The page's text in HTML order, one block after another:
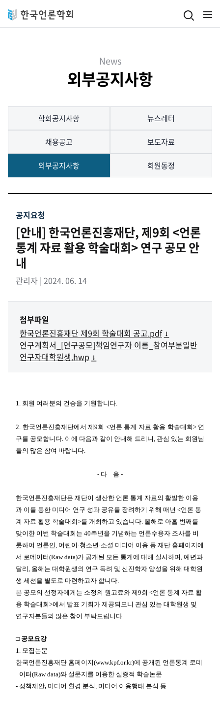
News
외부공지사항
학회공지사항 뉴스레터
채용공고 보도자료
외부공지사항 회원동정
공지요청
[안내] 한국언론진흥재단, 제9회 <언론
통계 자료 활용 학술대회> 연구 공모 안
내
관리자 | 2024. 06. 14
첨부파일
한국언론진흥재단 제9회 학술대회 공고.pdf
연구계획서_[연구공모]책임연구자 이름_참여부분일반
연구자대학원생.hwp
1. 회원 여러분의 건승을 기원합니다.
2. 한국언론진흥재단에서 제9회 <언론 통계 자료 활용 학술대회> 연
구를 공모합니다. 이에 다음과 같이 안내해 드리니, 관심 있는 회원님
들의 많은 참여 바랍니다.
- 다 음 -
한국언론진흥재단은 재단이 생산한 언론 통계 자료의 활발한 이용
과 이를 통한 미디어 연구 성과 공유를 장려하기 위해 매년 <언론 통
계 자료 활용 학술대회>를 개최하고 있습니다. 올해로 아홉 번째를
맞이한 이번 학술대회는 40주년을 기념하는 언론수용자 조사를 비
롯하여 언론인, 어린이 ·청소년 ·소셜 미디어 이용 등 재단 홈페이지에
서 로데이터(Raw data)가 공개된 모든 통계에 대해 실시하며, 예년과
달리, 올해는 대학원생의 연구 독려 및 신진학자 양성을 위해 대학원
생 세션을 별도로 마련하고자 합니다.
본 공모의 선정자에게는 소정의 원고료와 제9회 <언론 통계 자료 활
용 학술대회>에서 발표 기회가 제공되오니 관심 있는 대학원생 및
연구자분들의 많은 참여 부탁드립니다.
□ 공모요강
1. 모집논문
한국언론진흥재단 홈페이지(www.kpf.or.kr)에 공개된 언론통계 로데
이터(Raw data)와 설문지를 이용한 실증적 학술논문
- 정책제안, 미디어 환경 분석, 미디어 이용행태 분석 등